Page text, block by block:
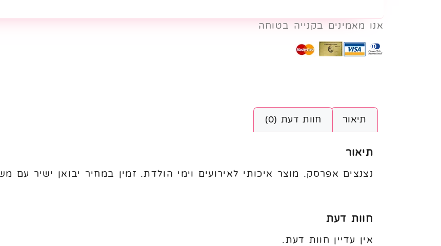
אנו מאמינים בקנייה בטוחה
תיאור חוות דעת (0)
תיאור
נצנצים אפרסק. מוצר איכותי לאירועים וימי הולדת. זמין במחיר יבואן ישיר עם
חוות דעת
אין עדיין חוות דעת.